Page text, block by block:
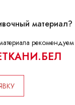
материал?
рекомендуем